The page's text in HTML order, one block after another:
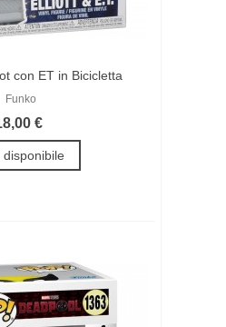
con ET in Bicicletta
Funko
€
disponibile